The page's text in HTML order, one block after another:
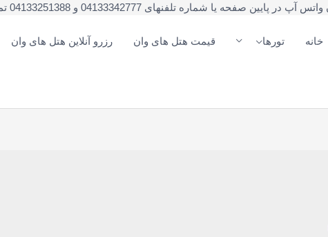
یا شماره تلفنهای 04133342777 و 04133251388 تماس بگیرید.
خانه تورها قیمت هتل های وان رزرو آنلاین هتل های وان